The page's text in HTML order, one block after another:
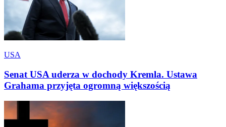
USA
Senat USA uderza w dochody Kremla. Ustawa
Grahama przyjęta ogromną większością